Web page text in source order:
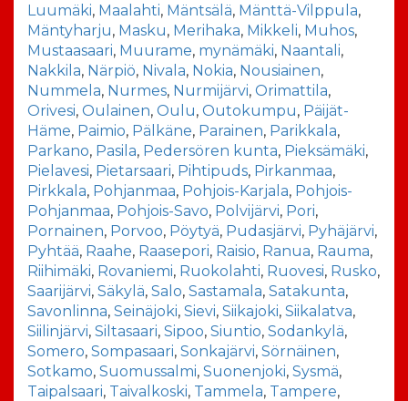
Luumäki, Maalahti, Mäntsälä, Mänttä-Vilppula,
Mäntyharju, Masku, Merihaka, Mikkeli, Muhos,
Mustaasaari, Muurame, mynämäki, Naantali,
Nakkila, Närpiö, Nivala, Nokia, Nousiainen,
Nummela, Nurmes, Nurmijärvi, Orimattila,
Orivesi, Oulainen, Oulu, Outokumpu, Päijät-
Häme, Paimio, Pälkäne, Parainen, Parikkala,
Parkano, Pasila, Pedersören kunta, Pieksämäki,
Pielavesi, Pietarsaari, Pihtipuds, Pirkanmaa,
Pirkkala, Pohjanmaa, Pohjois-Karjala, Pohjois-
Pohjanmaa, Pohjois-Savo, Polvijärvi, Pori,
Pornainen, Porvoo, Pöytyä, Pudasjärvi, Pyhäjärvi,
Pyhtää, Raahe, Raasepori, Raisio, Ranua, Rauma,
Riihimäki, Rovaniemi, Ruokolahti, Ruovesi, Rusko,
Saarijärvi, Säkylä, Salo, Sastamala, Satakunta,
Savonlinna, Seinäjoki, Sievi, Siikajoki, Siikalatva,
Siilinjärvi, Siltasaari, Sipoo, Siuntio, Sodankylä,
Somero, Sompasaari, Sonkajärvi, Sörnäinen,
Sotkamo, Suomussalmi, Suonenjoki, Sysmä,
Taipalsaari, Taivalkoski, Tammela, Tampere,